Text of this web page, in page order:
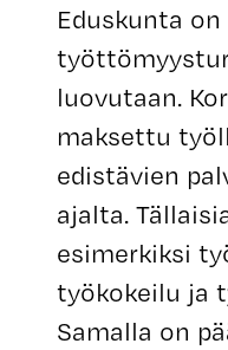
Eduskunta
luovutaan.
maksettu
edistävien
ajalta.
esimerkiksi
työkokeilu ja
Samalla on